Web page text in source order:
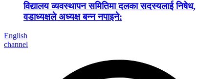
विद्यालय व्यवस्थापन समितिमा दलका सदस्यलाई निषेध,
वडाध्यक्षले अध्यक्ष बन्न नपाइने:
English
channel